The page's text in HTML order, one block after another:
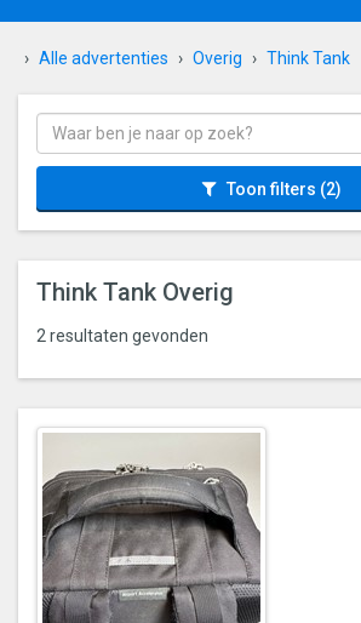
Alle advertenties Overig Think Tank
Toon filters (2)
Think Tank Overig
2 resultaten gevonden